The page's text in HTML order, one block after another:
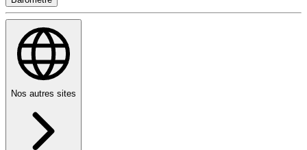
Nos autres sites